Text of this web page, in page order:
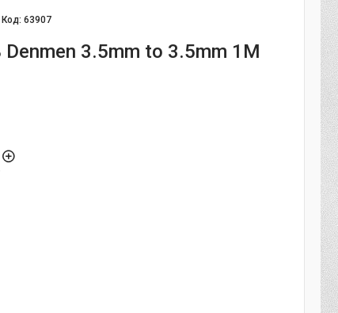
Код:63907
Denmen 3.5mm to 3.5mm 1M